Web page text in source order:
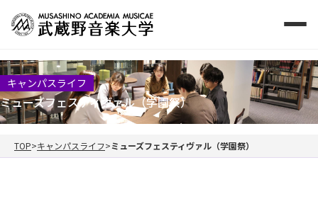
キャンパスライフ
ミューズフェスティヴァル（学園祭）
TOP キャンパスライフ ミューズフェスティヴァル（学園祭）